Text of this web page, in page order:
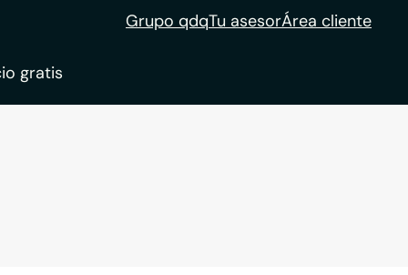
Grupo qdqTu asesorÁrea cliente
gratis